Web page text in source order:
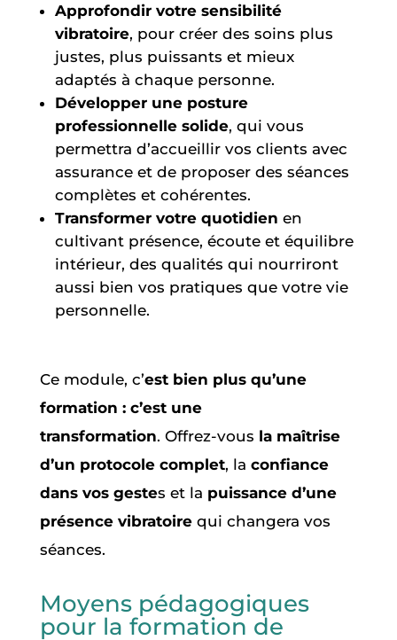
Approfondir votre sensibilité
vibratoire, pour créer des soins plus
justes, plus puissants et mieux
adaptés à chaque personne.
Développer une posture
professionnelle solide, qui vous
permettra d’accueillir vos clients avec
assurance et de proposer des séances
complètes et cohérentes.
Transformer votre quotidien en
cultivant présence, écoute et équilibre
intérieur, des qualités qui nourriront
aussi bien vos pratiques que votre vie
personnelle.
Ce module, c’est bien plus qu’une
formation : c’est une
transformation. Offrez-vous la maîtrise
d’un protocole complet, la confiance
dans vos gestes et la puissance d’une
présence vibratoirequi changera vos
séances.
Moyens pédagogiques
pour la formation de